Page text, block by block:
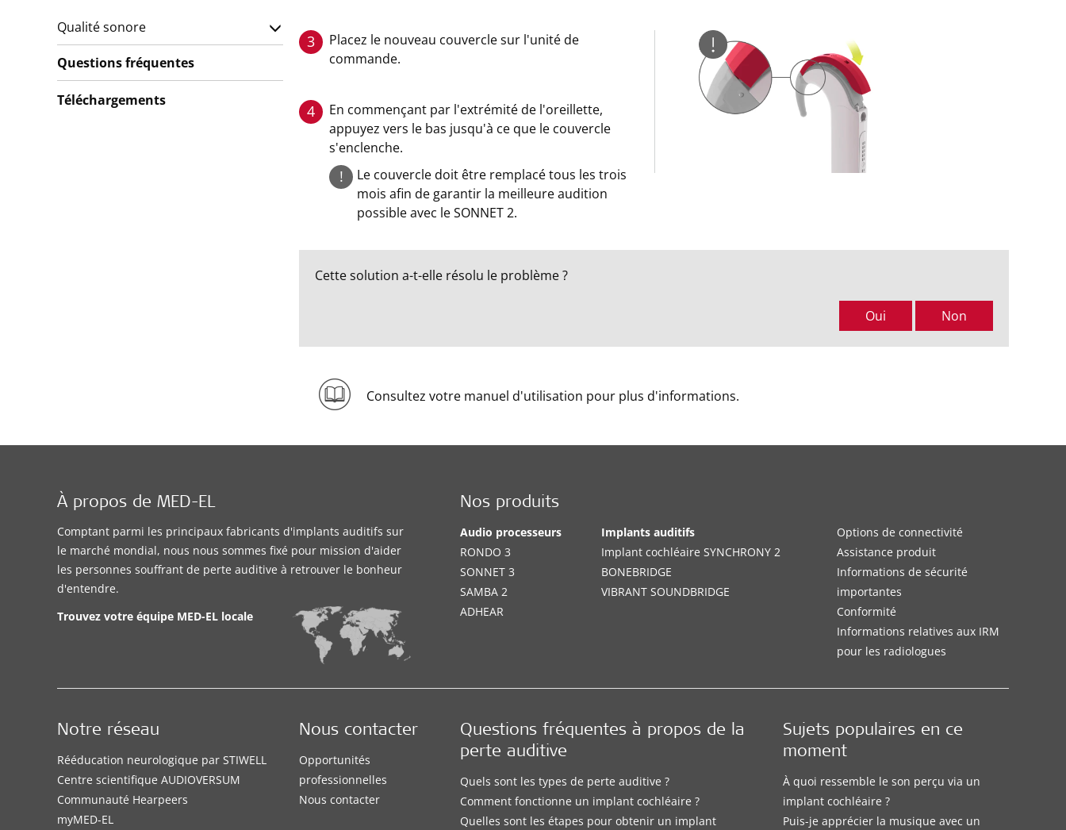
3
Placez le nouveau couvercle sur l'unité de
commande.
4
En commençant par l'extrémité de l'oreillette,
appuyez vers le bas jusqu'à ce que le couvercle
s'enclenche.
!
Le couvercle doit être remplacé tous les trois
mois afin de garantir la meilleure audition
possible avec le SONNET 2.
Cette solution a-t-elle résolu le problème ?
Oui Non
Consultez votre manuel d'utilisation pour plus d'informations.
Qualité sonore
Questions fréquentes
Téléchargements
À propos de MED-EL
Comptant parmi les principaux fabricants d'implants auditifs sur
le marché mondial, nous nous sommes fixé pour mission d'aider
les personnes souffrant de perte auditive à retrouver le bonheur
d'entendre.
Trouvez votre équipe MED-EL locale
Nos produits
Audio processeurs
RONDO 3
SONNET 3
SAMBA 2
ADHEAR
Implants auditifs
Implant cochléaire SYNCHRONY 2
BONEBRIDGE
VIBRANT SOUNDBRIDGE
Options de connectivité
Assistance produit
Informations de sécurité
importantes
Conformité
Informations relatives aux IRM
pour les radiologues
Questions fréquentes à propos de la
perte auditive
Quels sont les types de perte auditive ?
Comment fonctionne un implant cochléaire ?
Quelles sont les étapes pour obtenir un implant
Sujets populaires en ce
moment
À quoi ressemble le son perçu via un
implant cochléaire ?
Puis-je apprécier la musique avec un
Notre réseau
Rééducation neurologique par STIWELL
Centre scientifique AUDIOVERSUM
Communauté Hearpeers
myMED‑EL
Nous contacter
Opportunités
professionnelles
Nous contacter